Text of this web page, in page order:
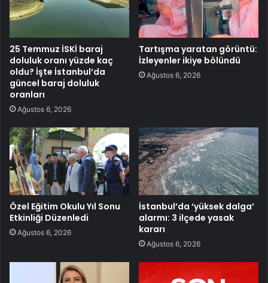
25 Temmuz İSKİ baraj
doluluk oranı yüzde kaç
oldu? İşte İstanbul’da
güncel baraj doluluk
oranları
Ağustos 6, 2026
Tartışma yaratan görüntü:
İzleyenler ikiye bölündü
Ağustos 6, 2026
Özel Eğitim Okulu Yıl Sonu
Etkinliği Düzenledi
Ağustos 6, 2026
İstanbul’da ‘yüksek dalga’
alarmı: 3 ilçede yasak
kararı
Ağustos 6, 2026